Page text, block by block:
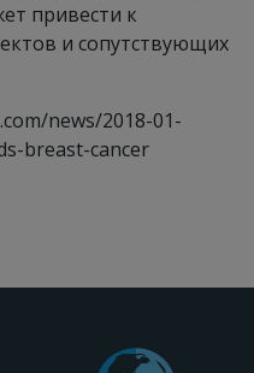
привести к
и сопутствующих
news/2018-01-
breast-cancer